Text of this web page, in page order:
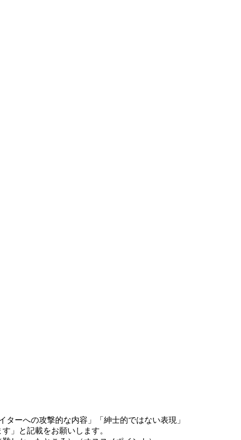
ーへの攻撃的な内容」「紳士的ではない表現」
」と記載をお願いします。